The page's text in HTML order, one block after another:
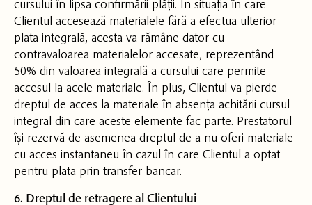
cursului în lipsa confirmării plății. În situația în care
Clientul accesează materialele fără a efectua ulterior
plata integrală, acesta va rămâne dator cu
contravaloarea materialelor accesate, reprezentând
50% din valoarea integrală a cursului care permite
accesul la acele materiale. În plus, Clientul va pierde
dreptul de acces la materiale în absența achitării cursul
integral din care aceste elemente fac parte. Prestatorul
își rezervă de asemenea dreptul de a nu oferi materiale
cu acces instantaneu în cazul în care Clientul a optat
pentru plata prin transfer bancar.
6. Dreptul de retragere al Clientului